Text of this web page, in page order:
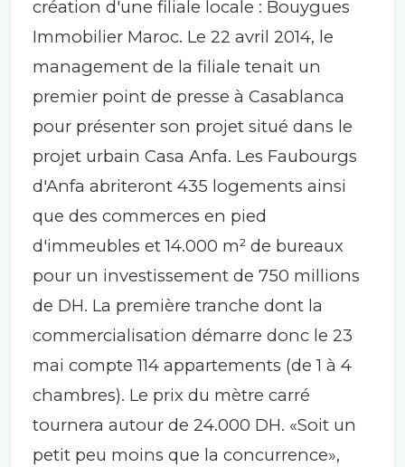
création d'une filiale locale : Bouygues
Immobilier Maroc. Le 22 avril 2014, le
management de la filiale tenait un
premier point de presse à Casablanca
pour présenter son projet situé dans le
projet urbain Casa Anfa. Les Faubourgs
d'Anfa abriteront 435 logements ainsi
que des commerces en pied
d'immeubles et 14.000 m² de bureaux
pour un investissement de 750 millions
de DH. La première tranche dont la
commercialisation démarre donc le 23
mai compte 114 appartements (de 1 à 4
chambres). Le prix du mètre carré
tournera autour de 24.000 DH. «Soit un
petit peu moins que la concurrence»,